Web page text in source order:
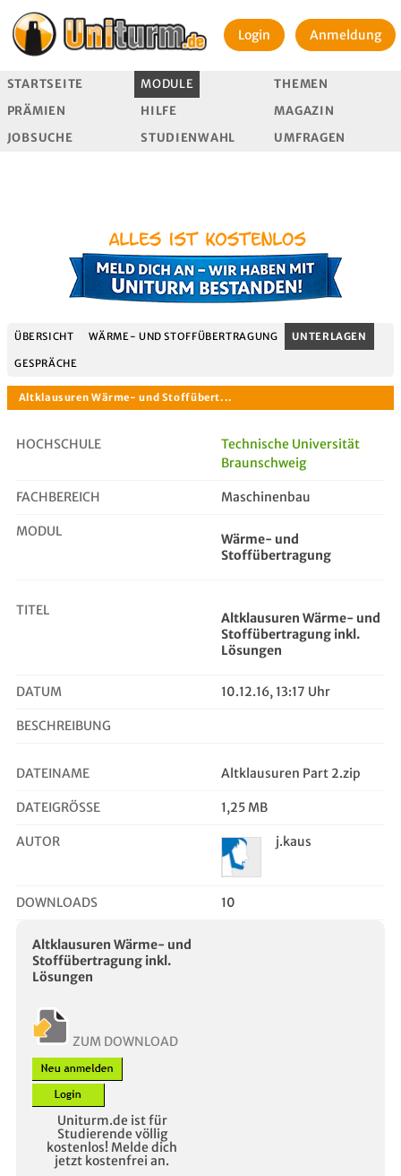
Login Anmeldung
STARTSEITE MODULE
THEMEN
PRÄMIEN
HILFE
MAGAZIN
JOBSUCHE
STUDIENWAHL UMFRAGEN
ÜBERSICHT WÄRME- UND STOFFÜBERTRAGUNG UNTERLAGEN
GESPRÄCHE
Altklausuren Wärme- und Stoffübert...
HOCHSCHULE
Technische Universität
Braunschweig
FACHBEREICH Maschinenbau
MODUL
Wärme- und
Stoffübertragung
TITEL
Altklausuren Wärme- und
Stoffübertragung inkl.
Lösungen
DATUM 10.12.16, 13:17 Uhr
BESCHREIBUNG
DATEINAME Altklausuren Part 2.zip
DATEIGRÖSSE 1,25 MB
AUTOR j.kaus
DOWNLOADS 10
Altklausuren Wärme- und
Stoffübertragung inkl.
Lösungen
ZUM DOWNLOAD
Uniturm.de ist für
Studierende völlig
kostenlos! Melde dich
jetzt kostenfrei an.